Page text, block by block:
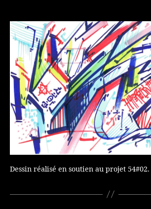
Dessin réalisé en soutien au projet 54#02.